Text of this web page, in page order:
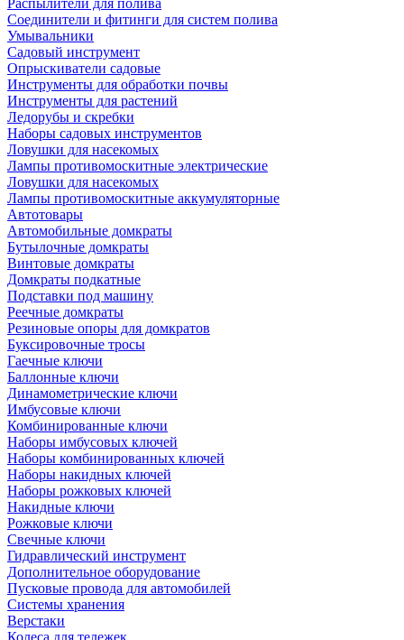
Распылители для полива
Соединители и фитинги для систем полива
Умывальники
Садовый инструмент
Опрыскиватели садовые
Инструменты для обработки почвы
Инструменты для растений
Ледорубы и скребки
Наборы садовых инструментов
Ловушки для насекомых
Лампы противомоскитные электрические
Ловушки для насекомых
Лампы противомоскитные аккумуляторные
Автотовары
Автомобильные домкраты
Бутылочные домкраты
Винтовые домкраты
Домкраты подкатные
Подставки под машину
Реечные домкраты
Резиновые опоры для домкратов
Буксировочные тросы
Гаечные ключи
Баллонные ключи
Динамометрические ключи
Имбусовые ключи
Комбинированные ключи
Наборы имбусовых ключей
Наборы комбинированных ключей
Наборы накидных ключей
Наборы рожковых ключей
Накидные ключи
Рожковые ключи
Свечные ключи
Гидравлический инструмент
Дополнительное оборудование
Пусковые провода для автомобилей
Системы хранения
Верстаки
Колеса для тележек